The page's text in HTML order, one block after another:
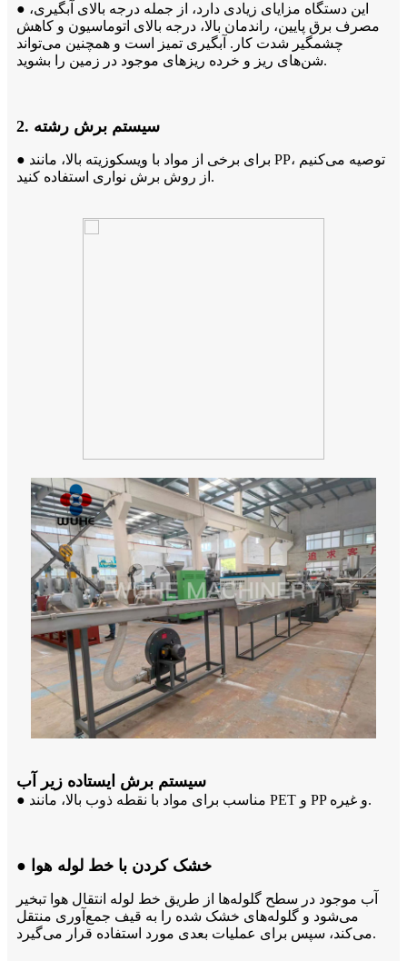
● این دستگاه مزایای زیادی دارد، از جمله درجه بالای آبگیری،
مصرف برق پایین، راندمان بالا، درجه بالای اتوماسیون و کاهش
چشمگیر شدت کار. آبگیری تمیز است و همچنین می‌تواند
شن‌های ریز و خرده ریزهای موجود در زمین را بشوید.
2. سیستم برش رشته
● برای برخی از مواد با ویسکوزیته بالا، مانند PP، توصیه می‌کنیم
از روش برش نواری استفاده کنید.
سیستم برش ایستاده زیر آب
● مناسب برای مواد با نقطه ذوب بالا، مانند PET و PP و غیره.
● خشک کردن با خط لوله هوا
آب موجود در سطح گلوله‌ها از طریق خط لوله انتقال هوا تبخیر
می‌شود و گلوله‌های خشک شده را به قیف جمع‌آوری منتقل
می‌کند، سپس برای عملیات بعدی مورد استفاده قرار می‌گیرد.